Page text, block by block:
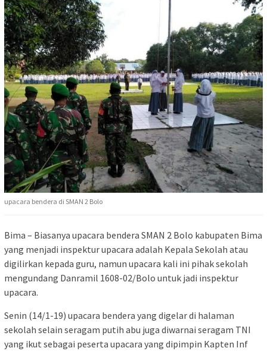
upacara bendera di SMAN 2 Bolo
Bima – Biasanya upacara bendera SMAN 2 Bolo kabupaten Bima
yang menjadi inspektur upacara adalah Kepala Sekolah atau
digilirkan kepada guru, namun upacara kali ini pihak sekolah
mengundang Danramil 1608-02/Bolo untuk jadi inspektur
upacara.
Senin (14/1-19) upacara bendera yang digelar di halaman
sekolah selain seragam putih abu juga diwarnai seragam TNI
yang ikut sebagai peserta upacara yang dipimpin Kapten Inf